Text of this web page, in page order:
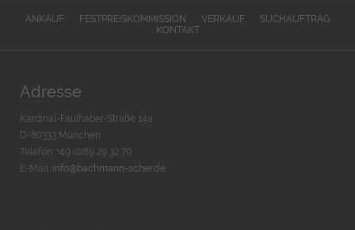
ANKAUF FESTPREISKOMMISSION VERKAUF
SUCHAUFTRAG
KONTAKT
Adresse
Kardinal-Faulhaber-Straße 14a
D-80333 München
Telefon: +49 (0)89 29 32 70
E-Mail: info@bachmann-scher.de